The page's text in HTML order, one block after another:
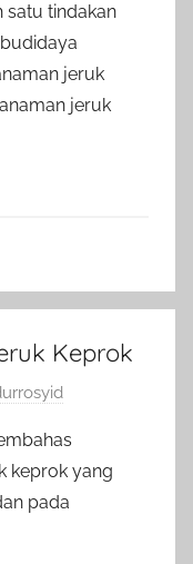
satu tindakan
jeruk
jeruk
Keprok
keprok yang
pada